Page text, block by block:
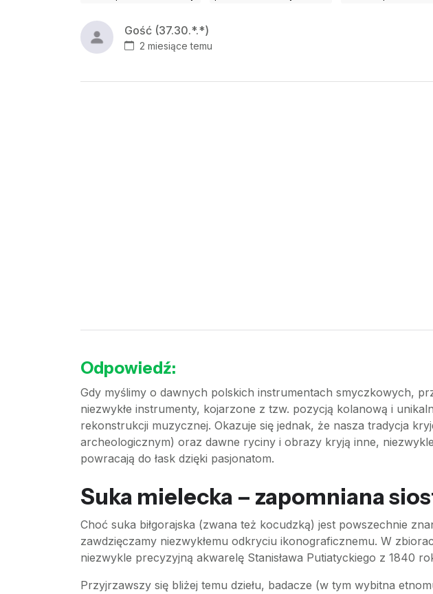
Gość (37.30.*.*)
2 miesiące temu
Odpowiedź:
Gdy myślimy o dawnych polskich instrumentach smyczkowych,
niezwykłe instrumenty, kojarzone z tzw. pozycją kolanową i
rekonstrukcji muzycznej. Okazuje się jednak, że nasza tradycja
archeologicznym) oraz dawne ryciny i obrazy kryją inne,
powracają do łask dzięki pasjonatom.
Suka mielecka – zapomniana
Choć suka biłgorajska (zwana też kocudzką) jest powszechnie
zawdzięczamy niezwykłemu odkryciu ikonograficznemu. W
niezwykle precyzyjną akwarelę Stanisława Putiatyckiego z 1840
Przyjrzawszy się bliżej temu dziełu, badacze (w tym wybitna